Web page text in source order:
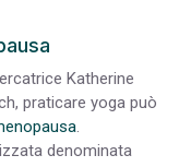
Katherine
praticare yoga può
.
denominata